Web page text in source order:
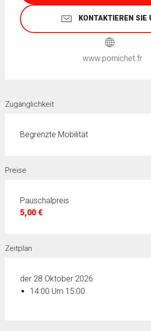
KONTAKTIEREN SIE
www.pornichet.fr
Zugänglichkeit
Begrenzte Mobilität
Preise
Pauschalpreis
5,00 €
Zeitplan
der 28 Oktober 2026
14:00 Um 15:00